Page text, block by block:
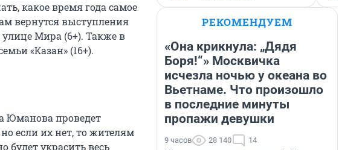
какое время года самое
вернутся выступления
улице Мира (6+). Также в
«Казан» (16+).
Юманова проведет
если их нет, то жителям
будет украсить весь
РЕКОМЕНДУЕМ
«Она крикнула: „Дядя
Боря!“» Москвичка
исчезла ночью у океана во
Вьетнаме. Что произошло
в последние минуты
пропажи девушки
9 часов 28 140 14